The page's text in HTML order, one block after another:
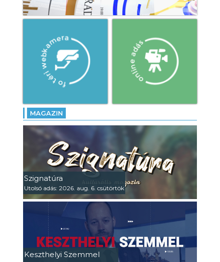
MAGAZIN
Szignatúra
Utolsó adás: 2026. aug. 6. csütörtök
Keszthelyi Szemmel